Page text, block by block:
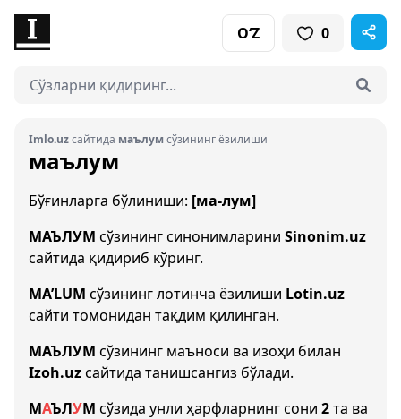
O‘Z 0
Imlo.uzсайтида маълумсўзининг ёзилиши
маълум
Бўғинларга бўлиниши: [ма-лум]
МАЪЛУМ сўзининг синонимларини Sinonim.uz
сайтида қидириб кўринг.
MA’LUM сўзининг лотинча ёзилиши Lotin.uz
сайти томонидан тақдим қилинган.
МАЪЛУМ сўзининг маъноси ва изоҳи билан
Izoh.uzсайтида танишсангиз бўлади.
МАЪЛУМ сўзида унли ҳарфларнинг сони 2та ва